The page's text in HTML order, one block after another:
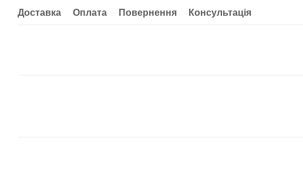
Доставка Оплата Повернення Консультація